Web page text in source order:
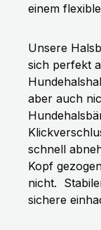
einem
Unsere
sich perfekt
aber auch
schnell
Kopf
nicht.
sichere